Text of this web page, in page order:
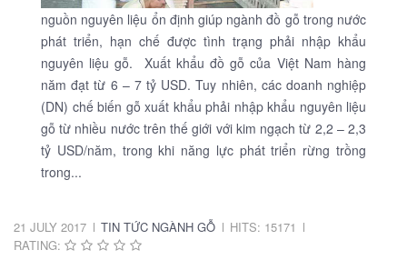
nguồn nguyên liệu ổn định giúp ngành đồ gỗ trong nước
phát triển, hạn chế được tình trạng phải nhập khẩu
nguyên liệu gỗ. Xuất khẩu đồ gỗ của Việt Nam hàng
năm đạt từ 6 – 7 tỷ USD. Tuy nhiên, các doanh nghiệp
(DN) chế biến gỗ xuất khẩu phải nhập khẩu nguyên liệu
gỗ từ nhiều nước trên thế giới với kim ngạch từ 2,2 – 2,3
tỷ USD/năm, trong khi năng lực phát triển rừng trồng
trong...
21 JULY 2017 TIN TỨC NGÀNH GỖ
HITS: 15171
RATING: